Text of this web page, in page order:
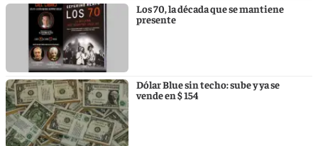
Los 70, la década que se mantiene
presente
Dólar Blue sin techo: sube y ya se
vende en $ 154